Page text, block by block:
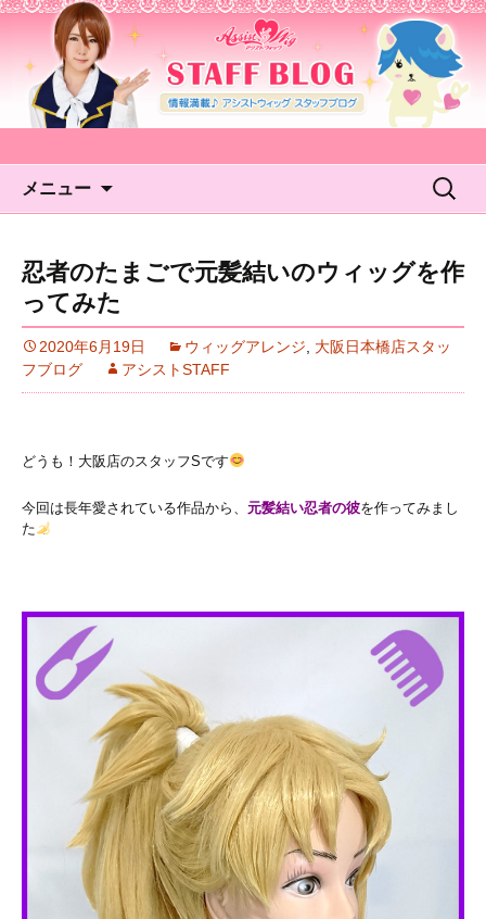
アシストウィッグ STAFF
BLOG
メニュー
検
忍者のたまごで元髪結いのウィッグを作
ってみた
2020年6月19日 ウィッグアレンジ
大阪日本橋店スタッ
フブログ
アシストSTAFF
どうも！大阪店のスタッフSです
今回は長年愛されている作品から、 元髪結い忍者の彼を作ってみまし
た